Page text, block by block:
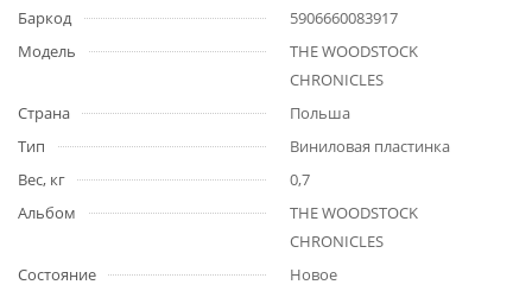
Баркод
5906660083917
Модель
THE WOODSTOCK
CHRONICLES
Страна
Польша
Тип
Виниловая пластинка
Вес, кг
0,7
Альбом
THE WOODSTOCK
CHRONICLES
Состояние
Новое